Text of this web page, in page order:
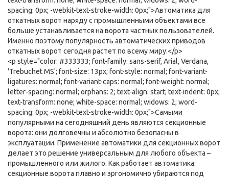
spacing: 0px; -webkit-text-stroke-width: 0px;">Автоматика для
откатных ворот наряду с промышленными объектами все
больше устанавливается на ворота частных пользователей.
Именно поэтому популярность автоматических приводов
откатных ворот сегодня растет по всему миру.</p>
<p style="color: #333333; font-family: sans-serif, Arial, Verdana,
'Trebuchet MS'; font-size: 13px; font-style: normal; font-variant-
ligatures: normal; font-variant-caps: normal; font-weight: normal;
letter-spacing: normal; orphans: 2; text-align: start; text-indent: 0px;
text-transform: none; white-space: normal; widows: 2; word-
spacing: 0px; -webkit-text-stroke-width: 0px;">Самыми
популярными на сегодняшний день являются секционные
ворота: они долговечны и абсолютно безопасны в
эксплуатации. Применение автоматики для секционных ворот
делает это решение универсальным для любого объекта –
промышленного или жилого. Как работает автоматика:
секционные ворота плавно и эргономично убираются под